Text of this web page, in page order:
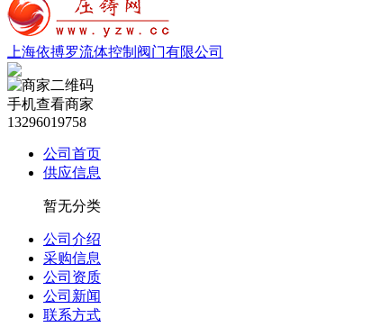
上海依搏罗流体控制阀门有限公司
手机查看商家
13296019758
公司首页
供应信息
暂无分类
公司介绍
采购信息
公司资质
公司新闻
联系方式